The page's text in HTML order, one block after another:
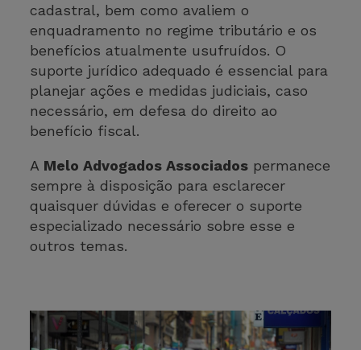
cadastral, bem como avaliem o
enquadramento no regime tributário e os
benefícios atualmente usufruídos. O
suporte jurídico adequado é essencial para
planejar ações e medidas judiciais, caso
necessário, em defesa do direito ao
benefício fiscal.
A Melo Advogados Associados permanece
sempre à disposição para esclarecer
quaisquer dúvidas e oferecer o suporte
especializado necessário sobre esse e
outros temas.